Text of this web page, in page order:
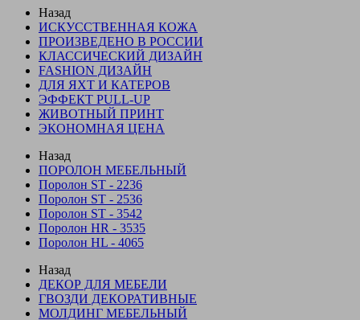
Назад
ИСКУССТВЕННАЯ КОЖА
ПРОИЗВЕДЕНО В РОССИИ
КЛАССИЧЕСКИЙ ДИЗАЙН
FASHION ДИЗАЙН
ДЛЯ ЯХТ И КАТЕРОВ
ЭФФЕКТ PULL-UP
ЖИВОТНЫЙ ПРИНТ
ЭКОНОМНАЯ ЦЕНА
Назад
ПОРОЛОН МЕБЕЛЬНЫЙ
Поролон ST - 2236
Поролон ST - 2536
Поролон ST - 3542
Поролон HR - 3535
Поролон HL - 4065
Назад
ДЕКОР ДЛЯ МЕБЕЛИ
ГВОЗДИ ДЕКОРАТИВНЫЕ
МОЛДИНГ МЕБЕЛЬНЫЙ